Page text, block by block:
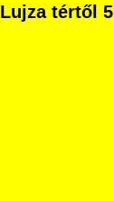
tértől 5